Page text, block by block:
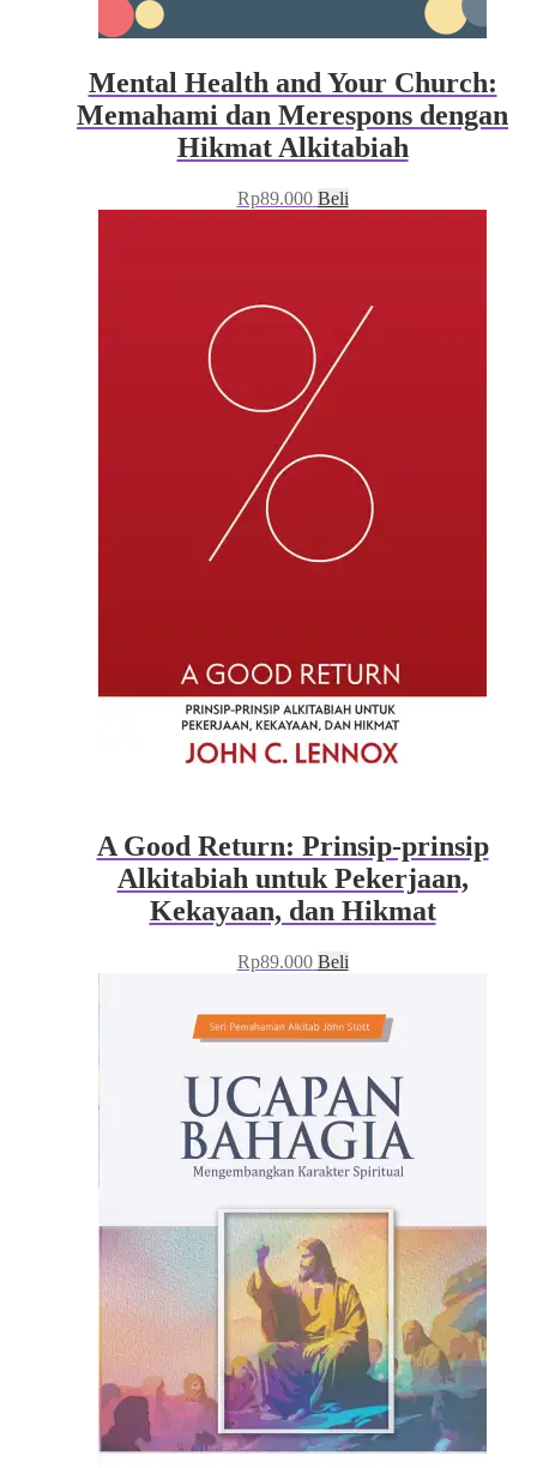
Mental Health and Your Church:
Memahami dan Merespons dengan
Hikmat Alkitabiah
Rp89.000 Beli
A Good Return: Prinsip-prinsip
Alkitabiah untuk Pekerjaan,
Kekayaan, dan Hikmat
Rp89.000 Beli